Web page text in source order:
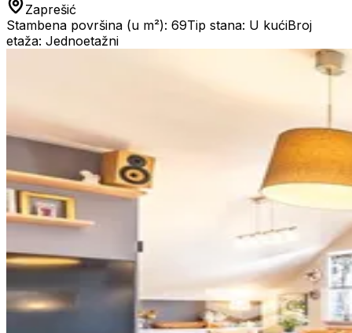
Zaprešić
Stambena površina (u m²): 69Tip stana: U kućiBroj
etaža: Jednoetažni